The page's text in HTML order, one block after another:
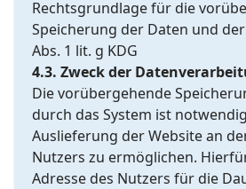
Rechtsgrundlage für die
Speicherung der Daten und
Abs. 1 lit. g KDG
4.3. Zweck der
Die vorübergehende
durch das System ist
Auslieferung der Website an
Nutzers zu ermöglichen.
Adresse des Nutzers für die